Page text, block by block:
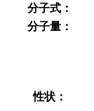
分子式：
分子量：
性状：